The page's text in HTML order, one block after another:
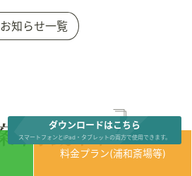
料金プラン(浦和斎場等)
ダウンロードはこちら
スマートフォンとiPad・タブレットの両方で使用できます。
お知らせ一覧